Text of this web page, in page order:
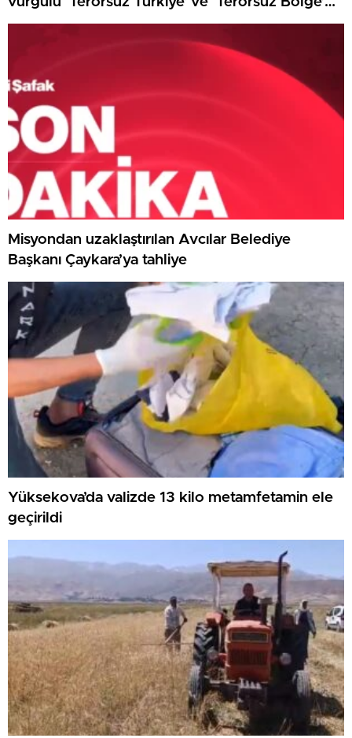
iletisi
Misyondan uzaklaştırılan Avcılar Belediye
Başkanı Çaykara’ya tahliye
Yüksekova’da valizde 13 kilo metamfetamin ele
geçirildi